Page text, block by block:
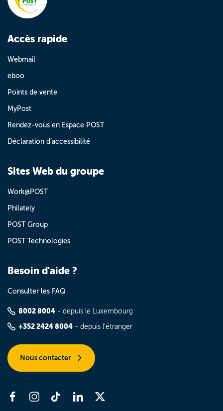
Accès rapide
Webmail
eboo
Points de vente
MyPost
Rendez-vous en Espace POST
Déclaration d’accessibilité
Sites Web du groupe
Work@POST
Philately
POST Group
POST Technologies
Besoin d'aide ?
Consulter les FAQ
8002 8004 - depuis le Luxembourg
+352 2424 8004 - depuis l'étranger
Nous contacter